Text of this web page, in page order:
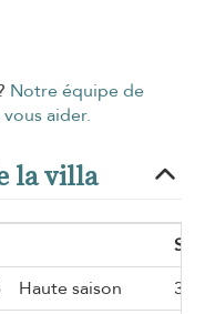
Notre équipe de
aider.
la villa
Haute saison
3